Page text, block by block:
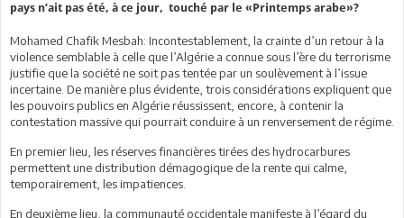
pays n’ait pas été, à ce jour, touché par le «Printemps arabe»?
Mohamed Chafik Mesbah: Incontestablement, la crainte d’un retour à la
violence semblable à celle que l’Algérie a connue sous l’ère du terrorisme
justifie que la société ne soit pas tentée par un soulèvement à l’issue
incertaine. De manière plus évidente, trois considérations expliquent que
les pouvoirs publics en Algérie réussissent, encore, à contenir la
contestation massive qui pourrait conduire à un renversement de régime.
En premier lieu, les réserves financières tirées des hydrocarbures
permettent une distribution démagogique de la rente qui calme,
temporairement, les impatiences.
En deuxième lieu, la communauté occidentale manifeste à l’égard du